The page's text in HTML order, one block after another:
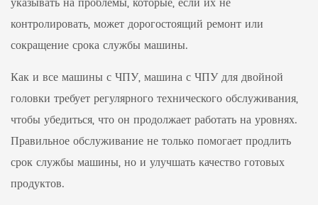
контролировать, может дорогостоящий ремонт или
сокращение срока службы машины.
Как и все машины с ЧПУ, машина с ЧПУ для двойной
головки требует регулярного технического обслуживания,
чтобы убедиться, что он продолжает работать на уровнях.
Правильное обслуживание не только помогает продлить
срок службы машины, но и улучшать качество готовых
продуктов.